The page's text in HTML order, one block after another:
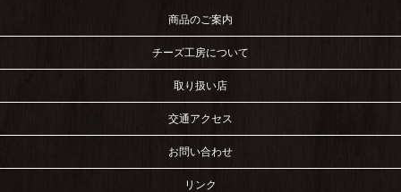
商品のご案内
チーズ工房について
取り扱い店
交通アクセス
お問い合わせ
リンク